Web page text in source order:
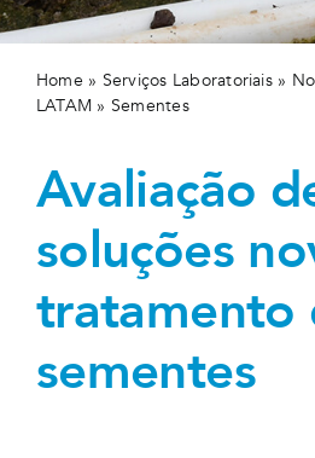
Home » Serviços Laboratoriais»
LATAM » Sementes
Avaliação
soluções
tratamento
sementes